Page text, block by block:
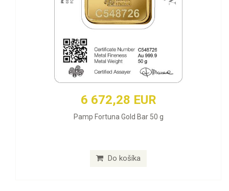
6 672,28 EUR
Pamp Fortuna Gold Bar 50 g
Do košíka